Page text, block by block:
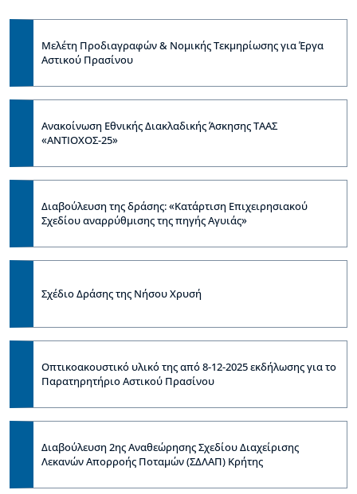
Μελέτη Προδιαγραφών & Νομικής Τεκμηρίωσης για Έργα
Αστικού Πρασίνου
Ανακοίνωση Εθνικής Διακλαδικής Άσκησης ΤΑΑΣ
«ΑΝΤΙΟΧΟΣ-25»
Διαβούλευση της δράσης: «Κατάρτιση Επιχειρησιακού
Σχεδίου αναρρύθμισης της πηγής Αγυιάς»
Σχέδιο Δράσης της Νήσου Χρυσή
Οπτικοακουστικό υλικό της από 8-12-2025 εκδήλωσης για το
Παρατηρητήριο Αστικού Πρασίνου
Διαβούλευση 2ης Αναθεώρησης Σχεδίου Διαχείρισης
Λεκανών Απορροής Ποταμών (ΣΔΛΑΠ) Κρήτης